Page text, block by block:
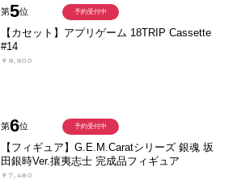
第5位
【カセット】アプリゲーム 18TRIP Cassette
#14
￥8,800
予約受付中
第6位
【フィギュア】G.E.M.Caratシリーズ 銀魂 坂
田銀時Ver.攘夷志士 完成品フィギュア
￥7,480
予約受付中